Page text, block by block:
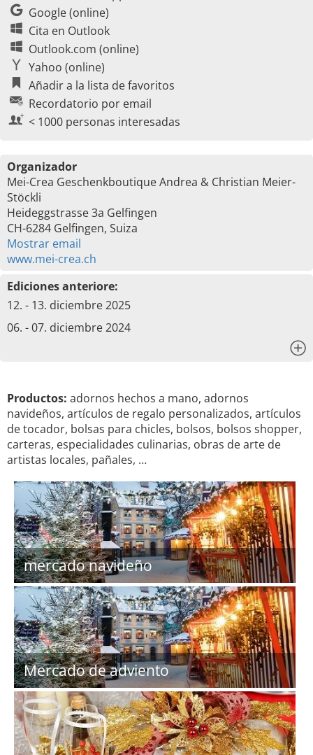
Google (online)
Cita en Outlook
Outlook.com (online)
Yahoo (online)
Añadir a la lista de favoritos
Recordatorio por email
< 1000 personas interesadas
Organizador
Mei-Crea Geschenkboutique Andrea & Christian Meier-
Stöckli
Heideggstrasse 3a Gelfingen
CH-6284 Gelfingen, Suiza
Mostrar email
www.mei-crea.ch
Ediciones anteriore:
12. - 13. diciembre 2025
06. - 07. diciembre 2024
Productos: adornos hechos a mano, adornos
navideños, artículos de regalo personalizados, artículos
de tocador, bolsas para chicles, bolsos, bolsos shopper,
carteras, especialidades culinarias, obras de arte de
artistas locales, pañales, …
mercado navideño
Mercado de adviento